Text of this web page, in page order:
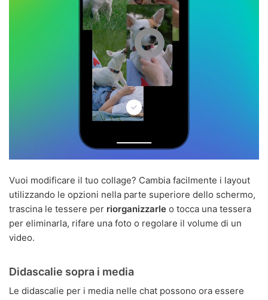
Vuoi modificare il tuo collage? Cambia facilmente i layout
utilizzando le opzioni nella parte superiore dello schermo,
trascina le tessere per riorganizzarle o tocca una tessera
per eliminarla, rifare una foto o regolare il volume di un
video.
Didascalie sopra i media
Le didascalie per i media nelle chat possono ora essere